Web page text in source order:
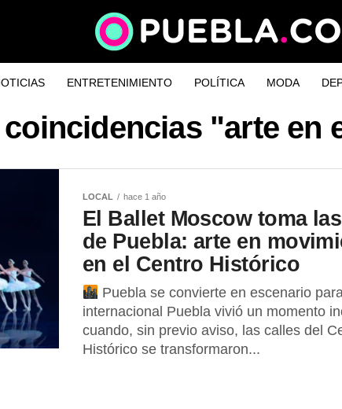
ENTRETENIMIENTO POLÍTICA MODA
coincidencias "arte en
LOCAL hace 1 año
El Ballet Moscow toma
de Puebla: arte en
en el Centro Histórico
Puebla se convierte en escenario
internacional Puebla vivió un momento
cuando, sin previo aviso, las calles del
Histórico se transformaron...